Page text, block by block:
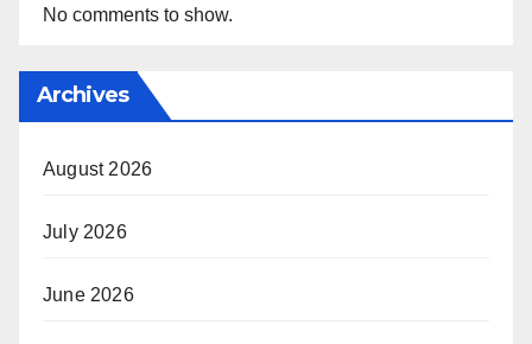
No comments to show.
Archives
August 2026
July 2026
June 2026